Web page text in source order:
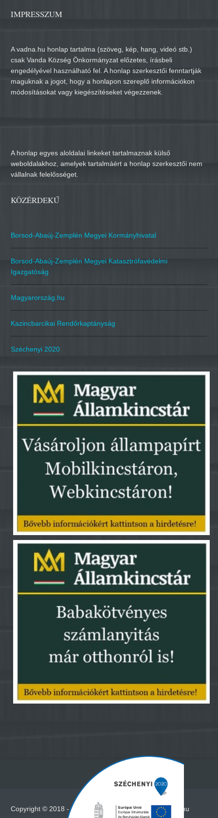
IMPRESSZUM
A vadna.hu honlap tartalma (szöveg, kép, hang, videó stb.)
csak Vanda Község Önkormányzat előzetes, írásbeli
engedélyével használható fel. A honlap szerkesztői fenntartják
maguknak a jogot, hogy a honlapon szereplő információkon
módosításokat vagy kiegészítéseket végezzenek.
A honlap egyes aloldalai linkeket tartalmaznak külső
weboldalakhoz, amelyek tartalmáért a honlap szerkesztői nem
vállalnak felelősséget.
KÖZÉRDEKŰ
Borsod-Abaúj-Zemplén Megyei Kormányhivatal
Borsod-Abaúj-Zemplén Megyei Katasztrófavédelmi
Igazgatóság
Magyarország.hu
Kazincbarcikai Rendőrkaptányság
Széchenyi 2020
Copyright © 2018 - Minden jog fenntartva - www.vadna.hu